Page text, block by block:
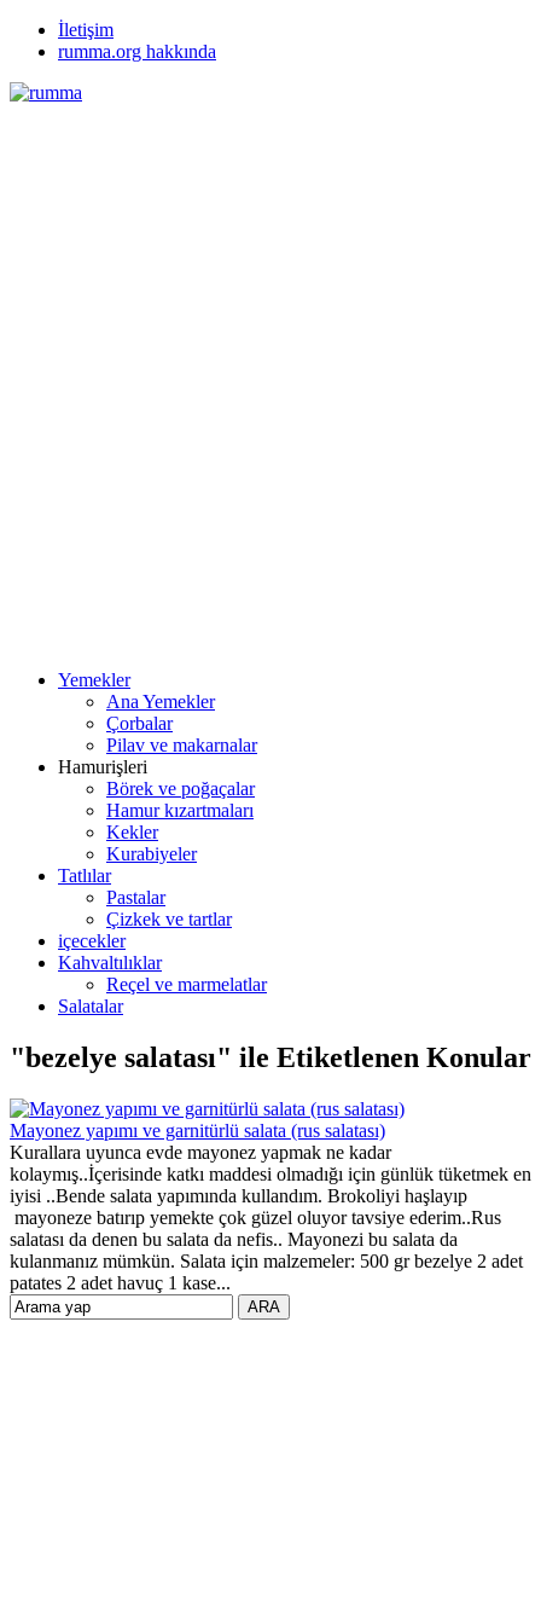
İletişim
rumma.org hakkında
Yemekler
Ana Yemekler
Çorbalar
Pilav ve makarnalar
Hamurişleri
Börek ve poğaçalar
Hamur kızartmaları
Kekler
Kurabiyeler
Tatlılar
Pastalar
Çizkek ve tartlar
içecekler
Kahvaltılıklar
Reçel ve marmelatlar
Salatalar
"bezelye salatası" ile Etiketlenen Konular
Mayonez yapımı ve garnitürlü salata (rus salatası)
Kurallara uyunca evde mayonez yapmak ne kadar
kolaymış..İçerisinde katkı maddesi olmadığı için günlük tüketmek en
iyisi ..Bende salata yapımında kullandım. Brokoliyi haşlayıp
mayoneze batırıp yemekte çok güzel oluyor tavsiye ederim..Rus
salatası da denen bu salata da nefis.. Mayonezi bu salata da
kulanmanız mümkün. Salata için malzemeler: 500 gr bezelye 2 adet
patates 2 adet havuç 1 kase...